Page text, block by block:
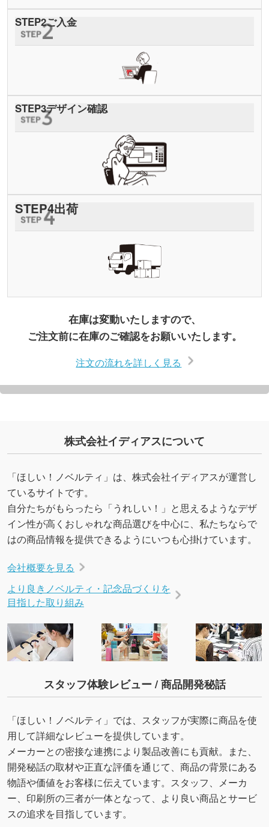
STEP2ご入金
STEP3デザイン確認
STEP4出荷
在庫は変動いたしますので、
ご注文前に在庫のご確認をお願いいたします。
注文の流れを詳しく見る
株式会社イディアスについて
「ほしい！ノベルティ」は、株式会社イディアスが運営し
ているサイトです。
自分たちがもらったら「うれしい！」と思えるようなデザ
イン性が高くおしゃれな商品選びを中心に、私たちならで
はの商品情報を提供できるようにいつも心掛けています。
会社概要を見る
より良きノベルティ・記念品づくりを
目指した取り組み
スタッフ体験レビュー / 商品開発秘話
「ほしい！ノベルティ」では、スタッフが実際に商品を使
用して詳細なレビューを提供しています。
メーカーとの密接な連携により製品改善にも貢献。また、
開発秘話の取材や正直な評価を通じて、商品の背景にある
物語や価値をお客様に伝えています。スタッフ、メーカ
ー、印刷所の三者が一体となって、より良い商品とサービ
スの追求を目指しています。